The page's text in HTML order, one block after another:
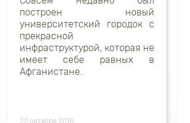
построен новый
университетский городок с
прекрасной
инфраструктурой, которая не
имеет себе равных в
Афганистане.